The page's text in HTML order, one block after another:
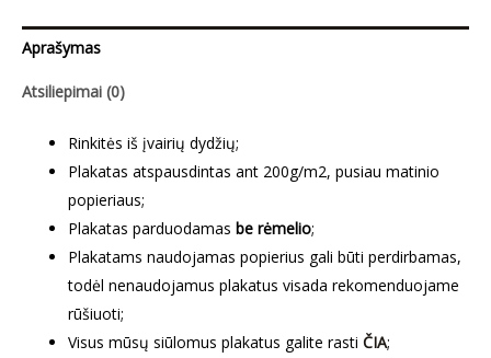
Aprašymas
Atsiliepimai (0)
Rinkitės iš įvairių dydžių;
Plakatas atspausdintas ant 200g/m2, pusiau matinio
popieriaus;
Plakatas parduodamas be rėmelio;
Plakatams naudojamas popierius gali būti perdirbamas,
todėl nenaudojamus plakatus visada rekomenduojame
rūšiuoti;
Visus mūsų siūlomus plakatus galite rasti ČIA;